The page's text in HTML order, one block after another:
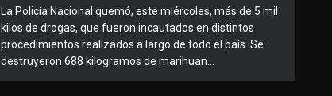
La Policía Nacional quemó, este miércoles, más de 5 mil
kilos de drogas, que fueron incautados en distintos
procedimientos realizados a largo de todo el país. Se
destruyeron 688 kilogramos de marihuan...